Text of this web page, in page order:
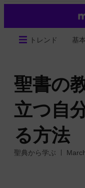
トレンド 基
聖書の
立つ自
る方法
聖典から学ぶ